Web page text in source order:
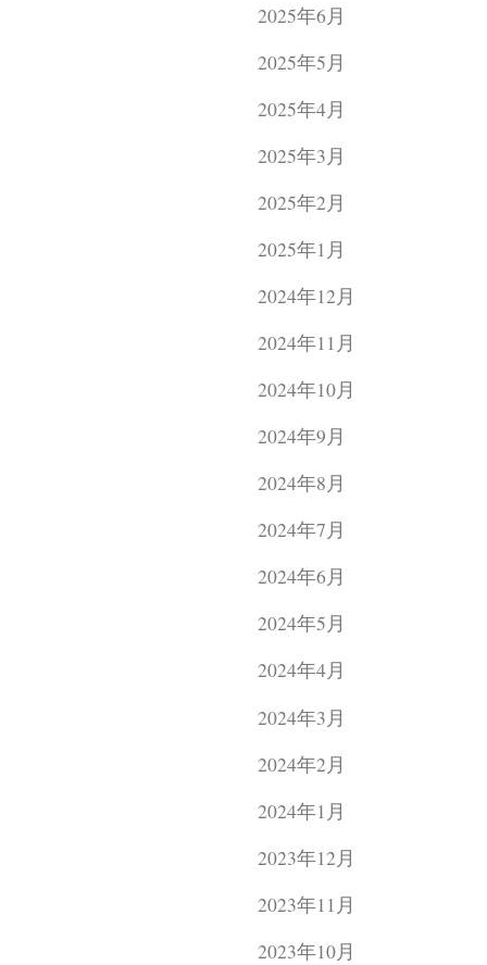
2025年6月
2025年5月
2025年4月
2025年3月
2025年2月
2025年1月
2024年12月
2024年11月
2024年10月
2024年9月
2024年8月
2024年7月
2024年6月
2024年5月
2024年4月
2024年3月
2024年2月
2024年1月
2023年12月
2023年11月
2023年10月